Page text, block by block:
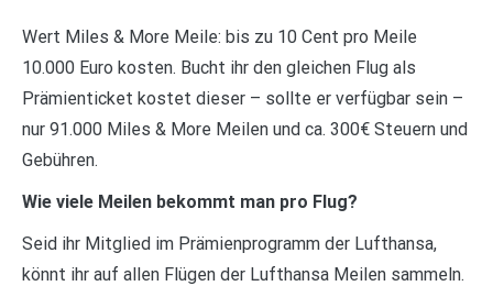
Wert Miles & More Meile: bis zu 10 Cent pro Meile
10.000 Euro kosten. Bucht ihr den gleichen Flug als
Prämienticket kostet dieser – sollte er verfügbar sein –
nur 91.000 Miles & More Meilen und ca. 300€ Steuern und
Gebühren.
Wie viele Meilen bekommt man pro Flug?
Seid ihr Mitglied im Prämienprogramm der Lufthansa,
könnt ihr auf allen Flügen der Lufthansa Meilen sammeln.